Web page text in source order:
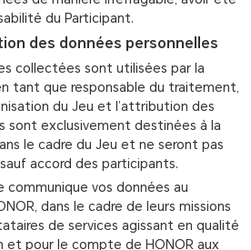
du Participant.
des données personnelles
collectées sont utilisées par la
tant que responsable du traitement,
du Jeu et l’attribution des
sont exclusivement destinées à la
le cadre du Jeu et ne seront pas
accord des participants.
communique vos données au
dans le cadre de leurs missions
de services agissant en qualité
et pour le compte de HONOR aux